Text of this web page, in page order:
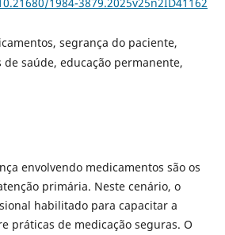
1984-3879.2025v25n2ID41162
segrança do paciente,
saúde, educação permanente,
envolvendo medicamentos são os
primária. Neste cenário, o
habilitado para capacitar a
práticas de medicação seguras. O